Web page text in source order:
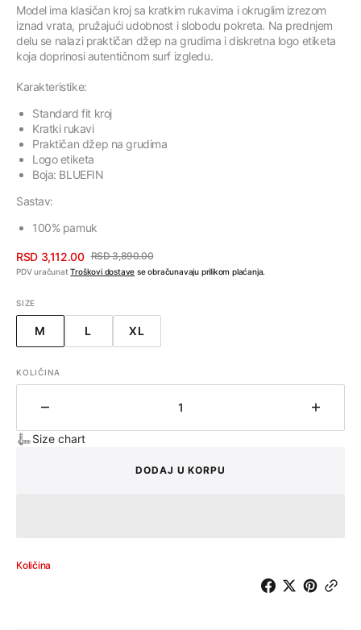
Model ima klasičan kroj sa kratkim rukavima i okruglim izrezom
iznad vrata, pružajući udobnost i slobodu pokreta. Na prednjem
delu se nalazi praktičan džep na grudima i diskretna logo etiketa
koja doprinosi autentičnom surf izgledu.
Karakteristike:
Standard fit kroj
Kratki rukavi
Praktičan džep na grudima
Logo etiketa
Boja: BLUEFIN
Sastav:
100% pamuk
Cena
popustom
RSD 3,112.00
Regularna
RSD 3,890.00
PDV uračunatTroškovi dostave se obračunavaju prilikom plaćanja.
SIZE
MVARIJANTA
ILI
NEDOSTUPNA
LVARIJANTA
NEDOSTUPNA
XLVARIJANTA
NEDOSTUPNA
KOLIČINA
Size chart
DODAJ U KORPU
Količina